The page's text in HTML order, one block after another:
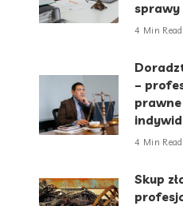
sprawy
4 Min Read
–
4 Min Read
Skup